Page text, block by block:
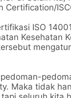
Certification/
ISO
Kesehatan
Maka tidak